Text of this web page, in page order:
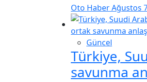
Oto HaberAğustos
Güncel
Türkiye,
savunma